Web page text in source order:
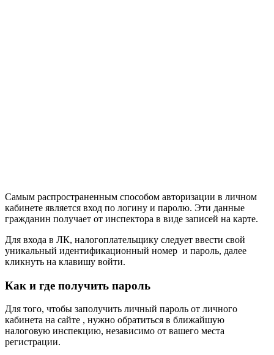
Самым распространенным способом авторизации в личном
кабинете является вход по логину и паролю. Эти данные
гражданин получает от инспектора в виде записей на карте.
Для входа в ЛК, налогоплательщику следует ввести свой
уникальный идентификационный номер и пароль, далее
кликнуть на клавишу войти.
Как и где получить пароль
Для того, чтобы заполучить личный пароль от личного
кабинета на сайте , нужно обратиться в ближайшую
налоговую инспекцию, независимо от вашего места
регистрации.